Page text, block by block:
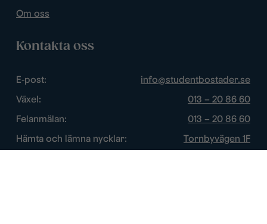
Om oss
Kontakta oss
E-post:
info@studentbostader.se
Växel:
013 – 20 86 60
Felanmälan:
013 – 20 86 60
Hämta och lämna nycklar:
Tornbyvägen 1F